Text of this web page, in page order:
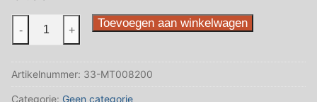
Pompon
25
40
st
- + Toevoegen aan winkelwagen
Artikelnummer: 33-MT008200
Categorie: Geen categorie